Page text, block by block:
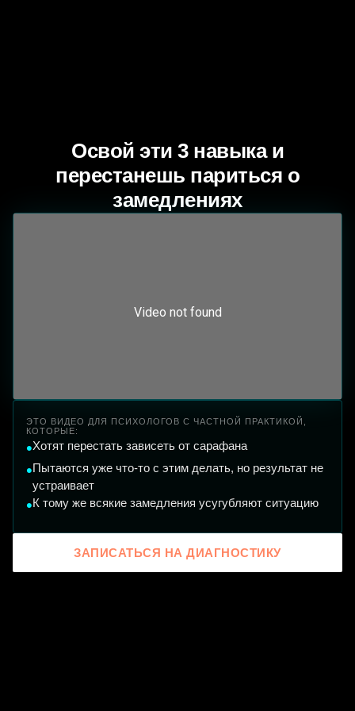
Освой эти 3 навыка и
перестанешь париться о
замедлениях
ЭТО ВИДЕО ДЛЯ ПСИХОЛОГОВ С ЧАСТНОЙ ПРАКТИКОЙ,
КОТОРЫЕ:
Хотят перестать зависеть от сарафана
Пытаются уже что-то с этим делать, но результат не
устраивает
К тому же всякие замедления усугубляют ситуацию
ЗАПИСАТЬСЯ НА ДИАГНОСТИКУ